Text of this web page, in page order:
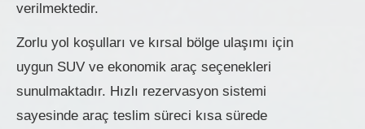
verilmektedir.
Zorlu yol koşulları ve kırsal bölge ulaşımı için
uygun SUV ve ekonomik araç seçenekleri
sunulmaktadır. Hızlı rezervasyon sistemi
sayesinde araç teslim süreci kısa sürede